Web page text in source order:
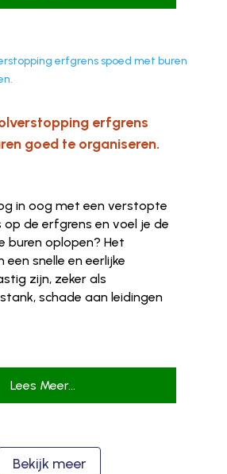
erfgrens
goed te organiseren.
in oog met een verstopte
op de erfgrens en voel je de
buren oplopen? Het
een snelle en eerlijke
zijn, zeker als
schade aan leidingen
Lees Meer...
Bekijk meer